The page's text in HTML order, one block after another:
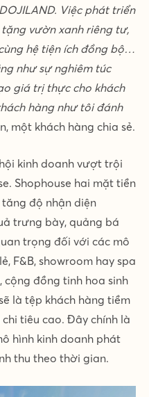
Việc phát triển
vườn xanh riêng tư,
hệ tiện ích đồng bộ…
như sự nghiêm túc
giá trị thực cho khách
hàng như tôi đánh
một khách hàng chia sẻ.
kinh doanh vượt trội
Shophouse hai mặt tiền
độ nhận diện
trưng bày, quảng bá
trọng đối với các mô
F&B, showroom hay spa
cộng đồng tinh hoa sinh
là tệp khách hàng tiềm
tiêu cao. Đây chính là
hình kinh doanh phát
thu theo thời gian.